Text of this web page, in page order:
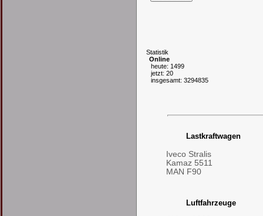
Statistik
Online
heute: 1499
jetzt: 20
insgesamt: 3294835
Lastkraftwagen
Iveco Stralis
Kamaz 5511
MAN F90
Luftfahrzeuge